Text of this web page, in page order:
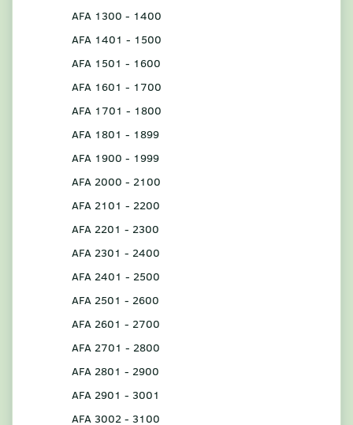
AFA 1300 - 1400
AFA 1401 - 1500
AFA 1501 - 1600
AFA 1601 - 1700
AFA 1701 - 1800
AFA 1801 - 1899
AFA 1900 - 1999
AFA 2000 - 2100
AFA 2101 - 2200
AFA 2201 - 2300
AFA 2301 - 2400
AFA 2401 - 2500
AFA 2501 - 2600
AFA 2601 - 2700
AFA 2701 - 2800
AFA 2801 - 2900
AFA 2901 - 3001
AFA 3002 - 3100